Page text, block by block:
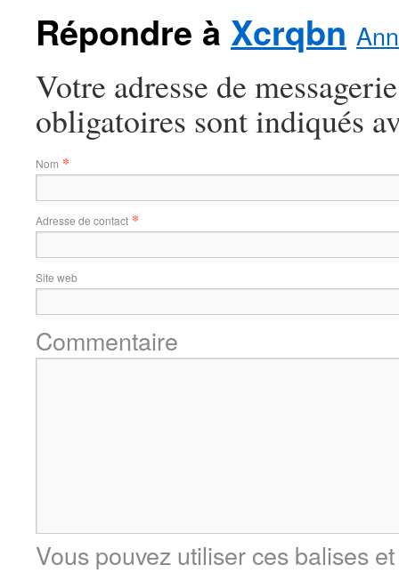
Répondre à Xcrqbn
Votre adresse de
obligatoires sont indiqués
Nom *
Adresse de contact *
Site web
Commentaire
Vous pouvez utiliser ces balises